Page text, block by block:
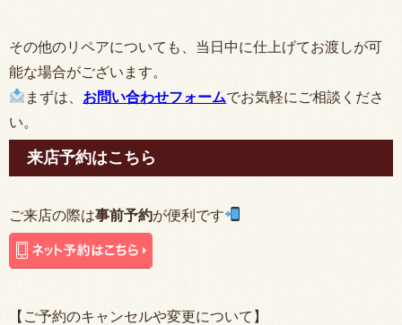
その他のリペアについても、当日中に仕上げてお渡しが可
能な場合がございます。
まずは、 お問い合わせフォームでお気軽にご相談くださ
い。
来店予約はこちら
ご来店の際は事前予約が便利です
【ご予約のキャンセルや変更について】